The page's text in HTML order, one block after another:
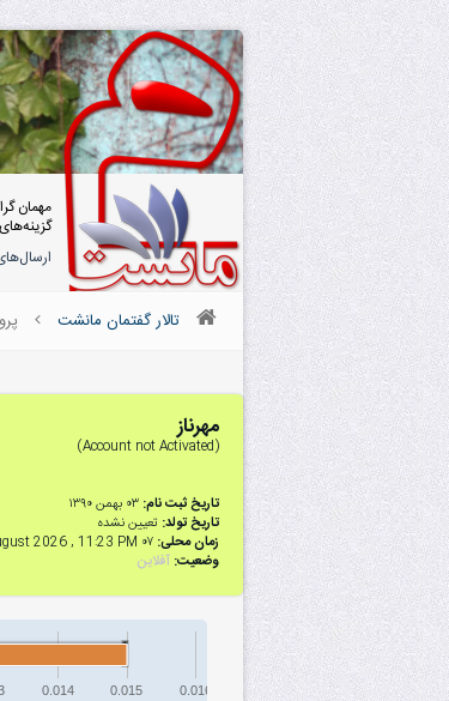
مهمان
تالار گفتمان مانشت
مهرناز
(Account not Activated)
تاریخ ثبت نام: ۰۳ بهمن ۱۳۹۰
تاریخ تولد: تعیین نشده
زمان محلی: ۰۷ August 2026 , 11:23 PM
وضعیت: آفلاین
0.014 0.015 0.016